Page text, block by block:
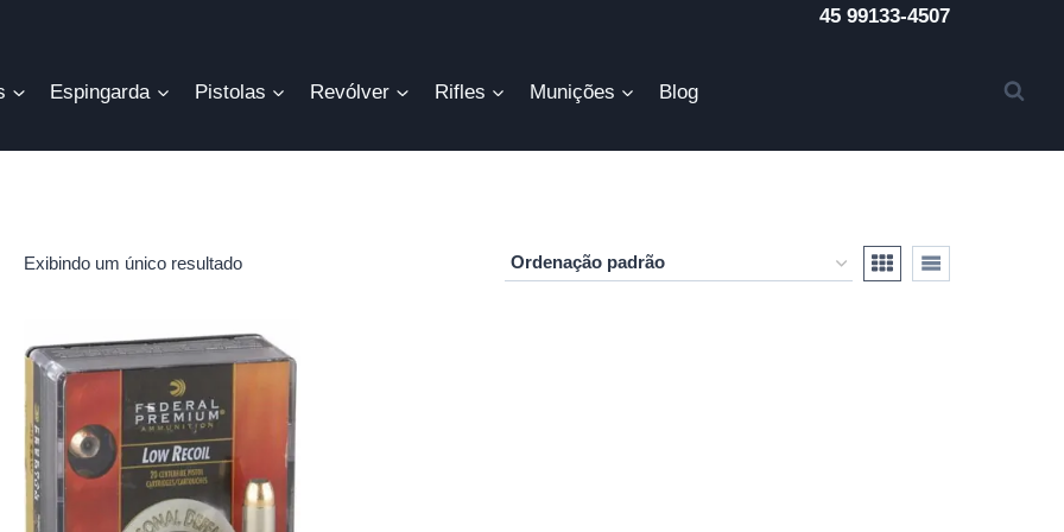
45 99133-4507
Espingarda Pistolas Revólver Rifles Munições Blog
Exibindo um único resultado